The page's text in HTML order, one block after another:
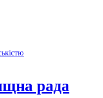
рада